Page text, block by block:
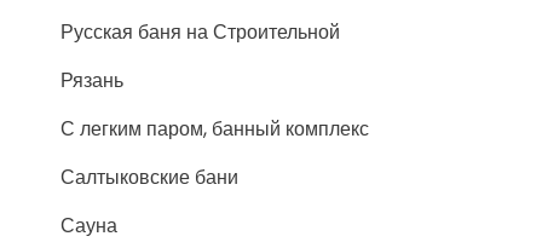
Русская баня на Строительной
Рязань
С легким паром, банный комплекс
Салтыковские бани
Сауна